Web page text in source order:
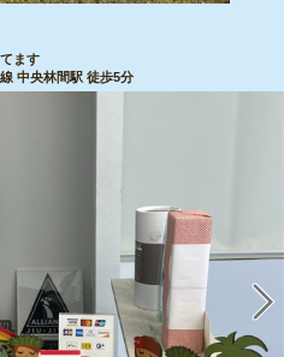
ます
中央林間駅 徒歩5分